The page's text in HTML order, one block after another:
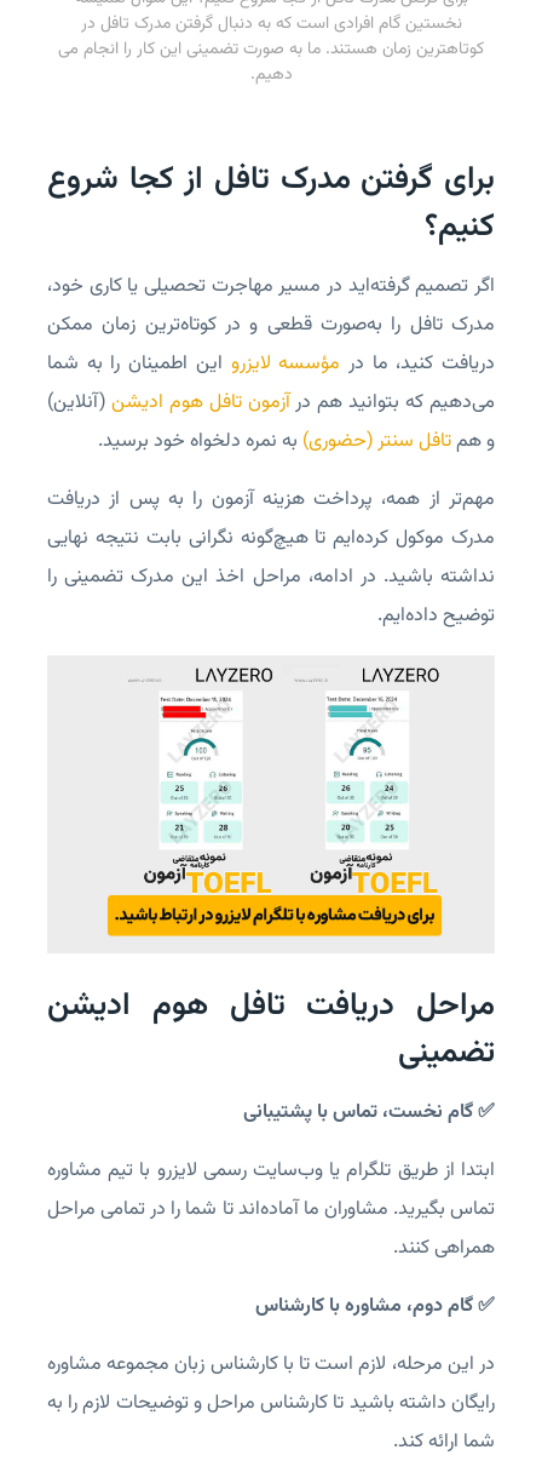
نخستین گام افرادی است که به دنبال گرفتن مدرک تافل در
کوتاهترین زمان هستند. ما به صورت تضمینی این کار را انجام می
دهیم.
برای گرفتن مدرک تافل از کجا شروع
کنیم؟
اگر تصمیم گرفته‌اید در مسیر مهاجرت تحصیلی یا کاری خود،
مدرک تافل را به‌صورت قطعی و در کوتاه‌ترین زمان ممکن
دریافت کنید، ما در مؤسسه لایزرو این اطمینان را به شما
می‌دهیم که بتوانید هم درآزمون تافل هوم ادیشن (آنلاین)
و همتافل سنتر (حضوری) به نمره دلخواه خود برسید.
مهم‌تر از همه، پرداخت هزینه آزمون را به پس از دریافت
مدرک موکول کرده‌ایم تا هیچ‌گونه نگرانی بابت نتیجه نهایی
نداشته باشید. در ادامه، مراحل اخذ این مدرک تضمینی را
توضیح داده‌ایم.
مراحل دریافت تافل هوم ادیشن
تضمینی
✅ گام نخست، تماس با پشتیبانی
ابتدا از طریق تلگرام یا وب‌سایت رسمی لایزرو با تیم مشاوره
تماس بگیرید. مشاوران ما آماده‌اند تا شما را در تمامی مراحل
همراهی کنند.
✅ گام دوم، مشاوره با کارشناس
در این مرحله، لازم است تا با کارشناس زبان مجموعه مشاوره
رایگان داشته باشید تا کارشناس مراحل و توضیحات لازم را به
شما ارائه کند.